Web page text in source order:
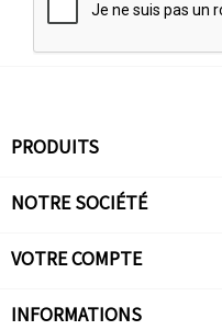
PRODUITS
NOTRE SOCIÉTÉ
VOTRE COMPTE
INFORMATIONS